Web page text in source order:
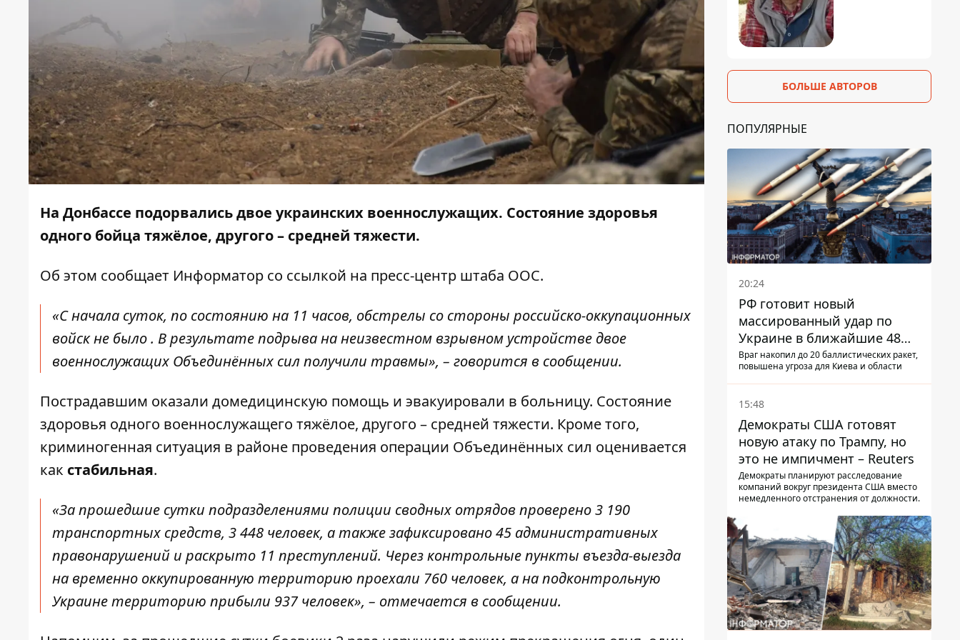
На Донбассе подорвались двое украинских военнослужащих. Состояние здоровья
одного бойца тяжёлое, другого – средней тяжести.
Об этом сообщает Информатор со ссылкой на пресс-центр штаба ООС.
«С начала суток, по состоянию на 11 часов, обстрелы со стороны российско-оккупационных
войск не было . В результате подрыва на неизвестном взрывном устройстве двое
военнослужащих Объединённых сил получили травмы», – говорится в сообщении.
Пострадавшим оказали домедицинскую помощь и эвакуировали в больницу. Состояние
здоровья одного военнослужащего тяжёлое, другого – средней тяжести. Кроме того,
криминогенная ситуация в районе проведения операции Объединённых сил оценивается
как стабильная.
«За прошедшие сутки подразделениями полиции сводных отрядов проверено 3 190
транспортных средств, 3 448 человек, а также зафиксировано 45 административных
правонарушений и раскрыто 11 преступлений. Через контрольные пункты въезда-выезда
на временно оккупированную территорию проехали 760 человек, а на подконтрольную
Украине территорию прибыли 937 человек», – отмечается в сообщении.
БОЛЬШЕ АВТОРОВ
ПОПУЛЯРНЫЕ
20:24
РФ готовит новый
массированный удар по
Украине в ближайшие 48
часов – разведка США
Враг накопил до 20 баллистических ракет,
повышена угроза для Киева и области
15:48
Демократы США готовят
новую атаку по Трампу, но
это не импичмент – Reuters
Демократы планируют расследование
компаний вокруг президента США вместо
немедленного отстранения от должности.